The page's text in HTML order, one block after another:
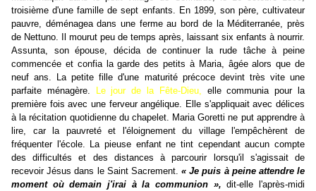
troisième d'une famille de sept enfants. En 1899, son père, cultivateur
pauvre, déménagea dans une ferme au bord de la Méditerranée, près
de Nettuno. Il mourut peu de temps après, laissant six enfants à nourrir.
Assunta, son épouse, décida de continuer la rude tâche à peine
commencée et confia la garde des petits à Maria, âgée alors que de
neuf ans. La petite fille d'une maturité précoce devint très vite une
parfaite ménagère.
Le jour de la Fête-Dieu, elle communia pour la
première fois avec une ferveur angélique. Elle s'appliquait avec délices
à la récitation quotidienne du chapelet. Maria Goretti ne put apprendre à
lire, car la pauvreté et l'éloignement du village l'empêchèrent de
fréquenter l'école. La pieuse enfant ne tint cependant aucun compte
des difficultés et des distances à parcourir lorsqu'il s'agissait de
recevoir Jésus dans le Saint Sacrement. « Je puis à peine attendre le
moment où demain j'irai à la communion », dit-elle l'après-midi